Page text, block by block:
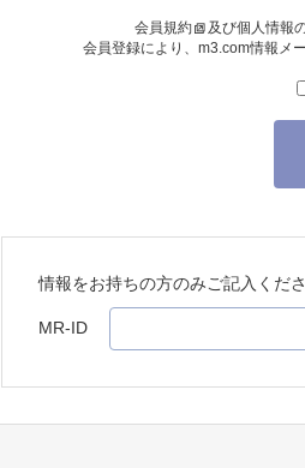
会員規約 及び個人情報
会員登録により、 m3.com情報メ
情報をお持ちの方のみご記入くださ
MR-ID